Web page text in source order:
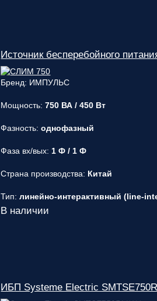
Источник бесперебойного
Бренд: ИМПУЛЬС
Мощность:750 ВА / 450 Вт
Фазность:однофазный
Фаза вх/вых: 1 Ф / 1 Ф
Страна производства: Китай
Тип:линейно-интерактивный (line-
В наличии
ИБП Systeme Electric